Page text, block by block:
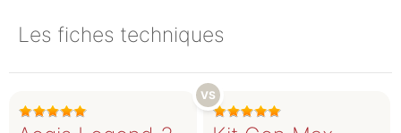
Les fiches techniques